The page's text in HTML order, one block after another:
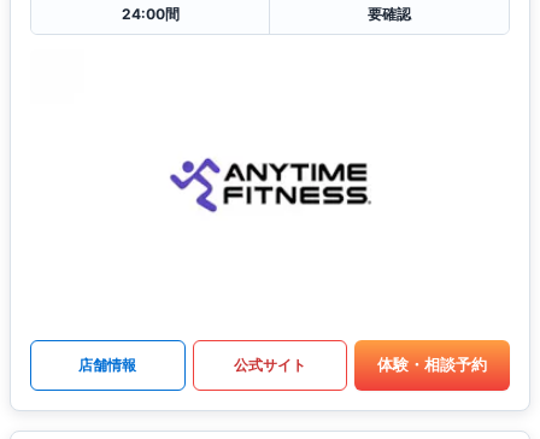
24:00間 要確認
店舗情報 公式サイト 体験・相談予約